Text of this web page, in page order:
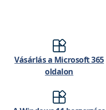
Vásárlás a Microsoft 365
oldalon